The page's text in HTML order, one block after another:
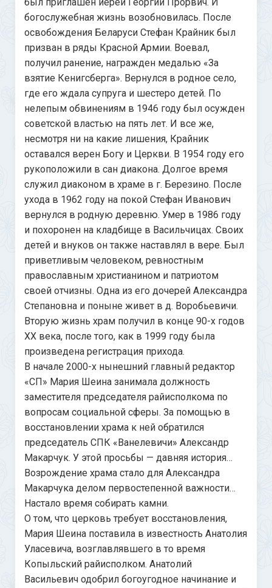
богослужебная жизнь возобновилась. После
освобождения Беларуси Стефан Крайник был
призван в ряды Красной Армии. Воевал,
получил ранение, награжден медалью «За
взятие Кенигсберга». Вернулся в родное село,
где его ждала супруга и шестеро детей. По
нелепым обвинениям в 1946 году был осужден
советской властью на пять лет. И все же,
несмотря ни на какие лишения, Крайник
оставался верен Богу и Церкви. В 1954 году его
рукоположили в сан диакона. Долгое время
служил диаконом в храме в г. Березино. После
ухода в 1962 году на покой Стефан Иванович
вернулся в родную деревню. Умер в 1986 году
и похоронен на кладбище в Васильчицах. Своих
детей и внуков он также наставлял в вере. Был
приветливым человеком, ревностным
православным христианином и патриотом
своей отчизны. Одна из его дочерей Александра
Степановна и поныне живет в д. Воробьевичи.
Вторую жизнь храм получил в конце 90-х годов
ХХ века, после того, как в 1999 году была
произведена регистрация прихода.
В начале 2000-х нынешний главный редактор
«СП» Мария Шеина занимала должность
заместителя председателя райисполкома по
вопросам социальной сферы. За помощью в
восстановлении храма к ней обратился
председатель СПК «Ванелевичи» Александр
Макарчук. У этой просьбы — давняя история…
Возрождение храма стало для Александра
Макарчука делом первостепенной важности…
Настало время собирать камни.
О том, что церковь требует восстановления,
Мария Шеина поставила в известность Анатолия
Уласевича, возглавлявшего в то время
Копыльский райисполком. Анатолий
Васильевич одобрил богоугодное начинание и